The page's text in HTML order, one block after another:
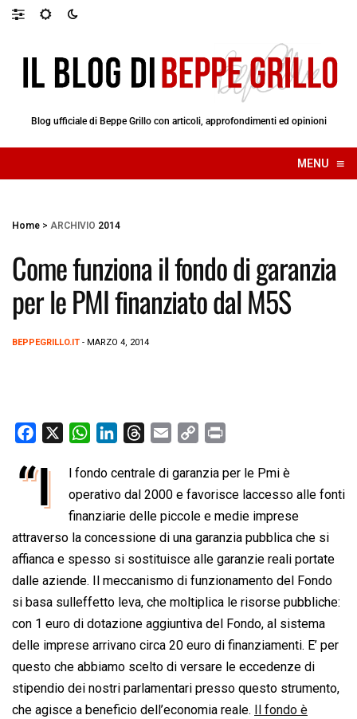
Blog ufficiale di Beppe Grillo con articoli, approfondimenti ed opinioni
MENU ≡
☰
Home > ARCHIVIO 2014
Come funziona il fondo di garanzia
per le PMI finanziato dal M5S
BEPPEGRILLO.IT - MARZO 4, 2014
c
o
o
k
W
a
t
s
A
p
p
n
k
e
d
I
n
r
e
a
d
s
a
i
l
p
y
L
i
n
k
i
n
t
“I
l fondo centrale di garanzia per le Pmi è
operativo dal 2000 e favorisce laccesso alle fonti
finanziarie delle piccole e medie imprese
attraverso la concessione di una garanzia pubblica che si
affianca e spesso si sostituisce alle garanzie reali portate
dalle aziende. Il meccanismo di funzionamento del Fondo
si basa sulleffetto leva, che moltiplica le risorse pubbliche:
con 1 euro di dotazione aggiuntiva del Fondo, al sistema
delle imprese arrivano circa 20 euro di finanziamenti. E’ per
questo che abbiamo scelto di versare le eccedenze di
stipendio dei nostri parlamentari presso questo strumento,
che agisce a beneficio dell’economia reale.
Il fondo è